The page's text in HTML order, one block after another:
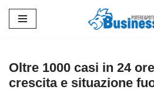
contenuto
Oltre 1000 casi in 24
crescita e situazione